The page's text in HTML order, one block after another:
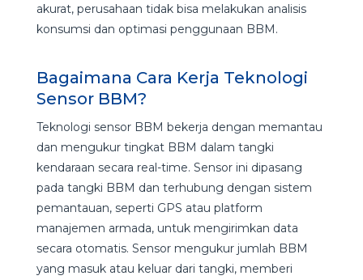
akurat, perusahaan tidak bisa melakukan analisis
konsumsi dan optimasi penggunaan BBM.
Bagaimana Cara Kerja Teknologi
Sensor BBM?
Teknologi sensor BBM bekerja dengan memantau
dan mengukur tingkat BBM dalam tangki
kendaraan secara real-time. Sensor ini dipasang
pada tangki BBM dan terhubung dengan sistem
pemantauan, seperti GPS atau platform
manajemen armada, untuk mengirimkan data
secara otomatis. Sensor mengukur jumlah BBM
yang masuk atau keluar dari tangki, memberi